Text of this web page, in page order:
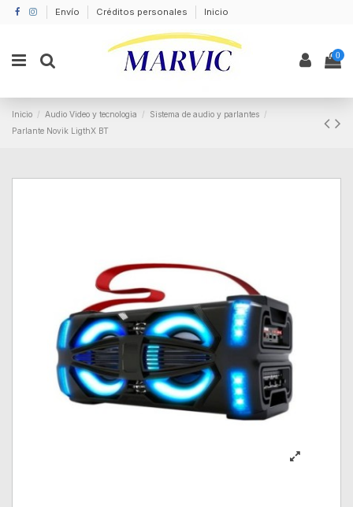
Envío Créditos personales Inicio
0
Inicio Audio Video y tecnologia
Sistema de audio y parlantes
Parlante Novik LigthX BT